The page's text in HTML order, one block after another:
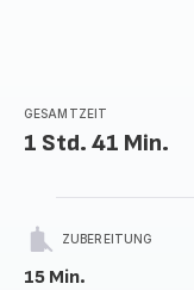
GESAMTZEIT
1 Std. 41 Min.
ZUBEREITUNG
15 Min.